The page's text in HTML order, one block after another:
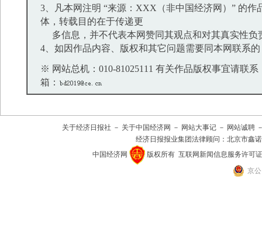
3、凡本网注明 “来源：XXX（非中国经济网）” 的作
体，转载目的在于传递更
多信息，并不代表本网赞同其观点和对其真实性负
4、如因作品内容、版权和其它问题需要同本网联系
※ 网站总机：010-81025111 有关作品版权事宜请联系
箱：
关于经济日报社 － 关于中国经济网 － 网站大事记 － 网站诚聘
经济日报报业集团法律顾问： 北京市鑫
中国经济网
版权所有 互联网新闻信息服务许可证
京公